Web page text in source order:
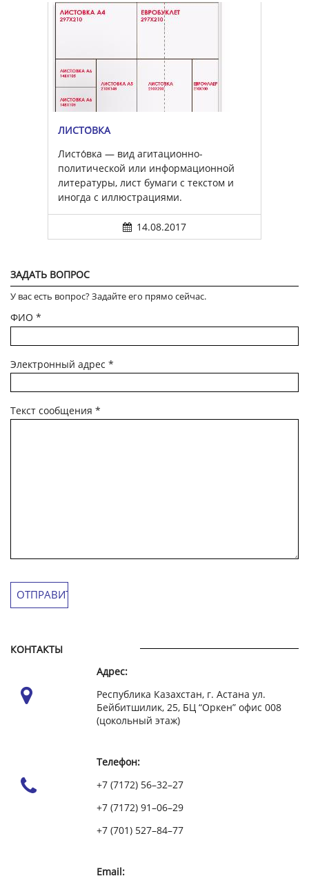
ЛИСТО́ВКА
Листо́вка — вид агитационно-
политической или информационной
литературы, лист бумаги с текстом и
иногда с иллюстрациями.
14.08.2017
ЗАДАТЬ ВОПРОС
У вас есть вопрос? Задайте его прямо сейчас.
ФИО *
Электронный адрес *
Текст сообщения *
КОНТАКТЫ
Адрес:
Республика Казахстан, г. Астана ул.
Бейбитшилик, 25, БЦ “Оркен” офис 008
(цокольный этаж)
Телефон:
+7 (7172) 56–32–27
+7 (7172) 91–06–29
+7 (701) 527–84–77
Email: